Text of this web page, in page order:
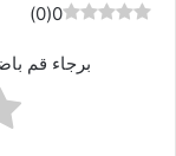
0
(
0
)
برجاء قم